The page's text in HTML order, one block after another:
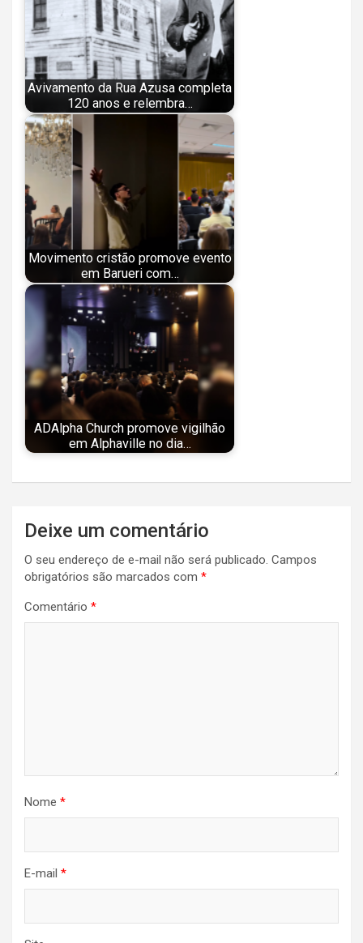
Avivamento da Rua Azusa completa
120 anos e relembra…
Movimento cristão promove evento
em Barueri com…
ADAlpha Church promove vigilhão
em Alphaville no dia…
Navegação
de
Post
Deixe um comentário
O seu endereço de e-mail não será publicado. Campos
obrigatórios são marcados com *
Comentário *
Nome *
E-mail *